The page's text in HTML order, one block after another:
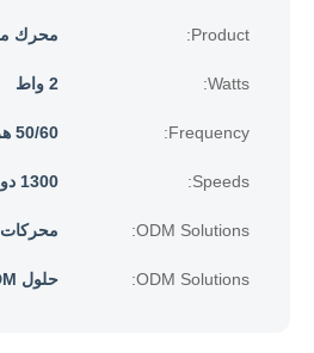
Product: محرك
Watts: 2 واط
Frequency: 50/60 هرتز
Speeds: 1300 دورة في الدقيقة
ODM Solutions: محركات AC و EC مخصصة
ODM Solutions: حلول ODM: محركات AC و EC مخصصة